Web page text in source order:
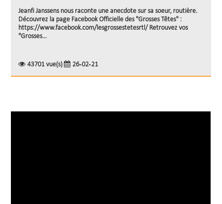
Jeanfi Janssens nous raconte une anecdote sur sa soeur, routière.
Découvrez la page Facebook Officielle des "Grosses Têtes" :
https://www.facebook.com/lesgrossestetesrtl/ Retrouvez vos
"Grosses...
43701 vue(s) 26-02-21